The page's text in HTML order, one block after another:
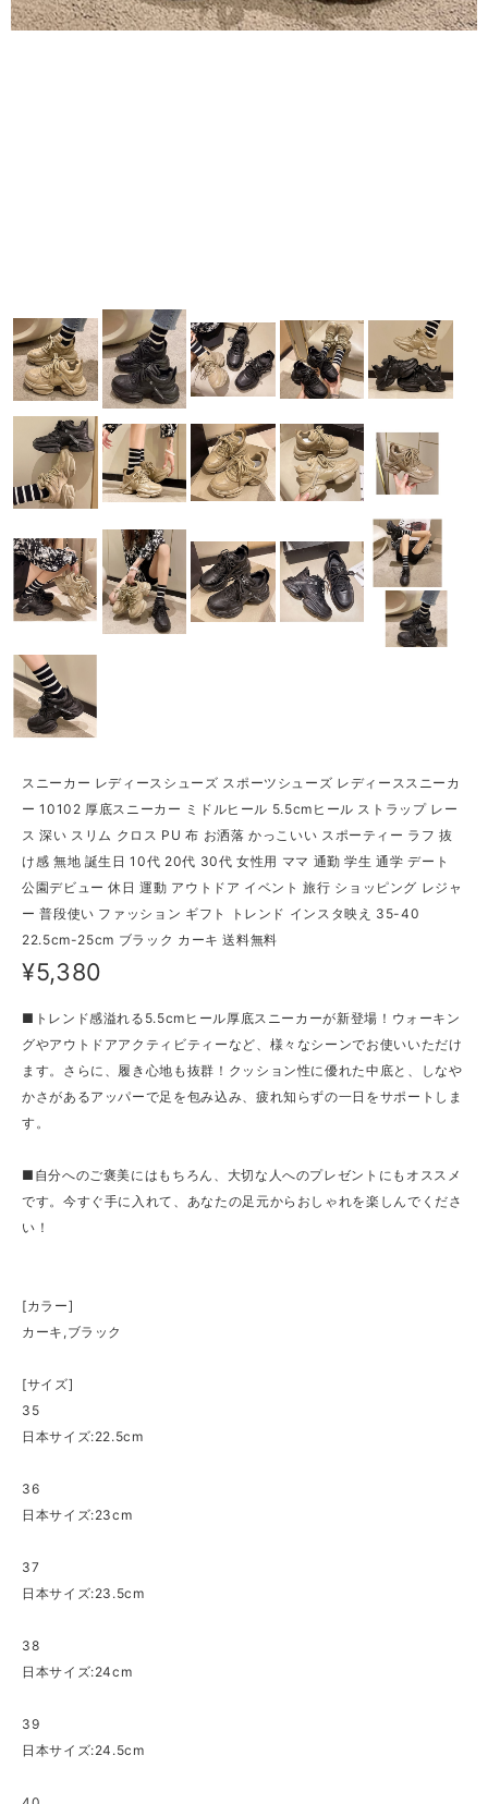
スニーカー レディースシューズ スポーツシューズ レディーススニーカ
ー 10102 厚底スニーカー ミドルヒール 5.5cmヒール ストラップ レー
ス 深い スリム クロス PU 布 お洒落 かっこいい スポーティー ラフ 抜
け感 無地 誕生日 10代 20代 30代 女性用 ママ 通勤 学生 通学 デート
公園デビュー 休日 運動 アウトドア イベント 旅行 ショッピング レジャ
ー 普段使い ファッション ギフト トレンド インスタ映え 35-40
22.5cm-25cm ブラック カーキ 送料無料
¥5,380
■トレンド感溢れる5.5cmヒール厚底スニーカーが新登場！ウォーキン
グやアウトドアアクティビティーなど、様々なシーンでお使いいただけ
ます。さらに、履き心地も抜群！クッション性に優れた中底と、しなや
かさがあるアッパーで足を包み込み、疲れ知らずの一日をサポートしま
す。
■自分へのご褒美にはもちろん、大切な人へのプレゼントにもオススメ
です。今すぐ手に入れて、あなたの足元からおしゃれを楽しんでくださ
い！
[カラー]
カーキ,ブラック
[サイズ]
35
日本サイズ:22.5cm
36
日本サイズ:23cm
37
日本サイズ:23.5cm
38
日本サイズ:24cm
39
日本サイズ:24.5cm